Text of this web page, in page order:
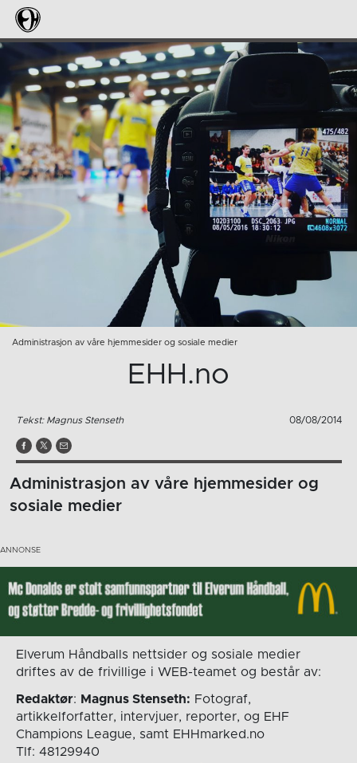
Administrasjon av våre hjemmesider og sosiale medier
EHH.no
Tekst: Magnus Stenseth 08/08/2014
Administrasjon av våre hjemmesider og
sosiale medier
Elverum Håndballs nettsider og sosiale medier
driftes av de frivillige i WEB-teamet og består av:
Redaktør: Magnus Stenseth: Fotograf,
artikkelforfatter, intervjuer, reporter, og EHF
Champions League, samt EHHmarked.no
Tlf: 48129940